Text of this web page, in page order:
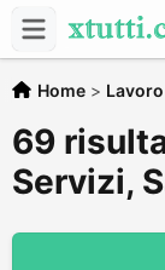
Home >
69
Servizi,